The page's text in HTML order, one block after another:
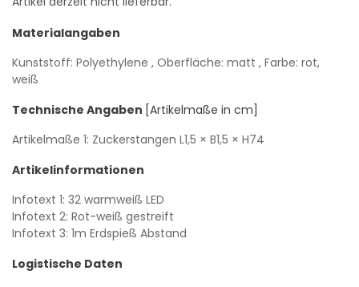
Materialangaben
Kunststoff: Polyethylene , Oberfläche: matt , Farbe: rot,
weiß
Technische Angaben [Artikelmaße in cm]
Artikelmaße 1: Zuckerstangen L1,5 × B1,5 × H74
Artikelinformationen
Infotext 1: 32 warmweiß LED
Infotext 2: Rot-weiß gestreift
Infotext 3: 1m Erdspieß Abstand
Logistische Daten